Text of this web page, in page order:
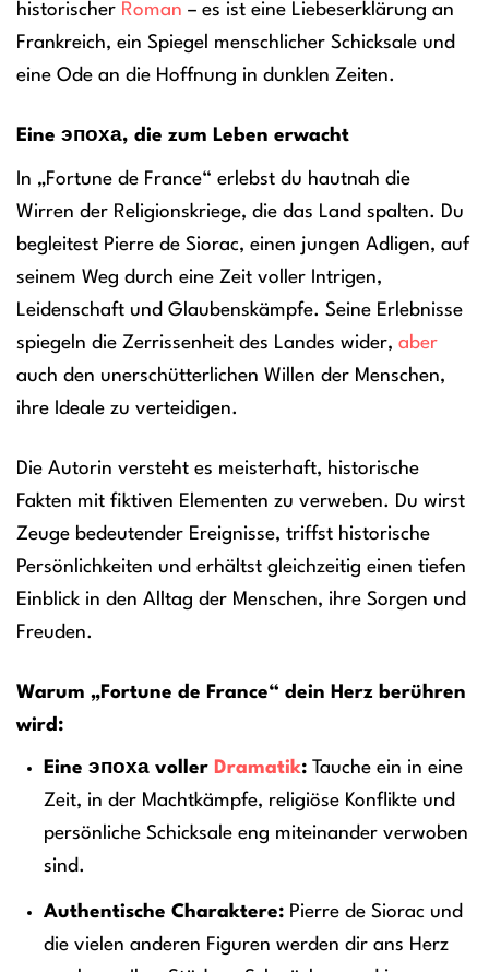
historischer Roman – es ist eine Liebeserklärung an
Frankreich, ein Spiegel menschlicher Schicksale und
eine Ode an die Hoffnung in dunklen Zeiten.
Eine эпоха, die zum Leben erwacht
In „Fortune de France“ erlebst du hautnah die
Wirren der Religionskriege, die das Land spalten. Du
begleitest Pierre de Siorac, einen jungen Adligen, auf
seinem Weg durch eine Zeit voller Intrigen,
Leidenschaft und Glaubenskämpfe. Seine Erlebnisse
spiegeln die Zerrissenheit des Landes wider, aber
auch den unerschütterlichen Willen der Menschen,
ihre Ideale zu verteidigen.
Die Autorin versteht es meisterhaft, historische
Fakten mit fiktiven Elementen zu verweben. Du wirst
Zeuge bedeutender Ereignisse, triffst historische
Persönlichkeiten und erhältst gleichzeitig einen tiefen
Einblick in den Alltag der Menschen, ihre Sorgen und
Freuden.
Warum „Fortune de France“ dein Herz berühren
wird:
Eine эпоха voller Dramatik:Tauche ein in eine
Zeit, in der Machtkämpfe, religiöse Konflikte und
persönliche Schicksale eng miteinander verwoben
sind.
Authentische Charaktere:Pierre de Siorac und
die vielen anderen Figuren werden dir ans Herz